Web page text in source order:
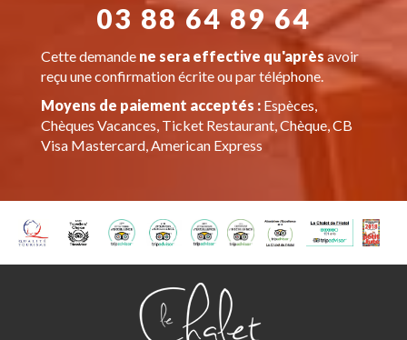
03 88 64 89 64
Cette demande ne sera effective qu'aprèsavoir
reçu une confirmation écrite ou par téléphone.
Moyens de paiement acceptés :Espèces,
Chèques Vacances, Ticket Restaurant, Chèque, CB
Visa Mastercard, American Express